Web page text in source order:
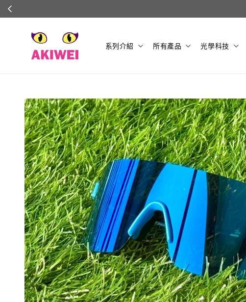
系列介紹 所有產品 光學科技